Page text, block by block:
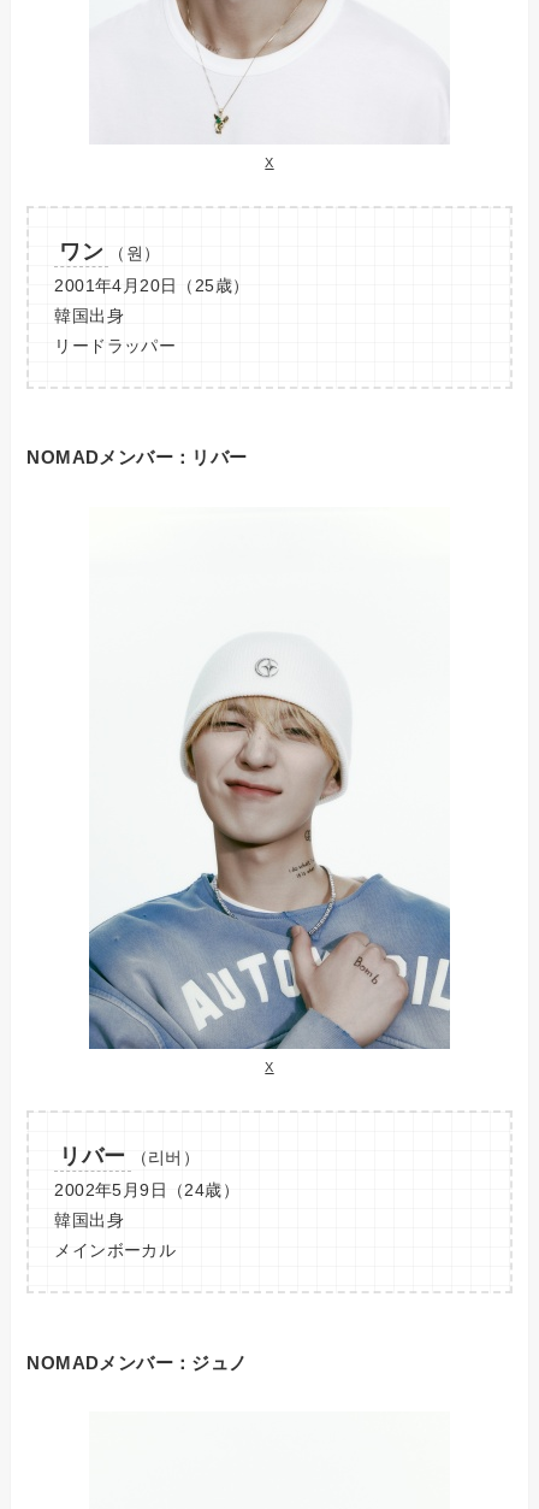
X
ワン
（원）
2001年4月20日（25歳）
韓国出身
リードラッパー
NOMADメンバー：リバー
X
リバー
（리버）
2002年5月9日（24歳）
韓国出身
メインボーカル
NOMADメンバー：ジュノ